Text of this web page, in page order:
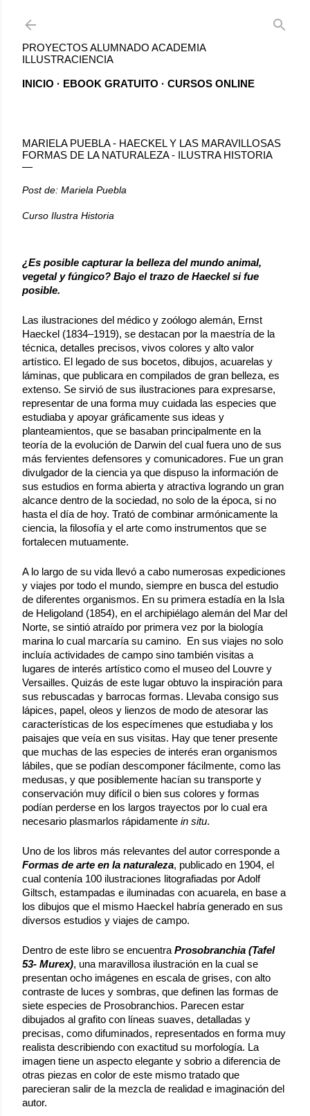
PROYECTOS ALUMNADO ACADEMIA
ILLUSTRACIENCIA
INICIO EBOOK GRATUITO CURSOS ONLINE
MARIELA PUEBLA - HAECKEL Y LAS MARAVILLOSAS
FORMAS DE LA NATURALEZA - ILUSTRA HISTORIA
Post de: Mariela Puebla
Curso Ilustra Historia
¿Es posible capturar la belleza del mundo animal,
vegetal y fúngico? Bajo el trazo de Haeckel si fue
posible.
Las ilustraciones del médico y zoólogo alemán, Ernst
Haeckel (1834–1919), se destacan por la maestría de la
técnica, detalles precisos, vivos colores y alto valor
artístico. El legado de sus bocetos, dibujos, acuarelas y
láminas, que publicara en compilados de gran belleza, es
extenso. Se sirvió de sus ilustraciones para expresarse,
representar de una forma muy cuidada las especies que
estudiaba y apoyar gráficamente sus ideas y
planteamientos, que se basaban principalmente en la
teoría de la evolución de Darwin del cual fuera uno de sus
más fervientes defensores y comunicadores. Fue un gran
divulgador de la ciencia ya que dispuso la información de
sus estudios en forma abierta y atractiva logrando un gran
alcance dentro de la sociedad, no solo de la época, si no
hasta el día de hoy. Trató de combinar armónicamente la
ciencia, la filosofía y el arte como instrumentos que se
fortalecen mutuamente.
A lo largo de su vida llevó a cabo numerosas expediciones
y viajes por todo el mundo, siempre en busca del estudio
de diferentes organismos. En su primera estadía en la Isla
de Heligoland (1854), en el archipiélago alemán del Mar del
Norte, se sintió atraído por primera vez por la biología
marina lo cual marcaría su camino.  En sus viajes no solo
incluía actividades de campo sino también visitas a
lugares de interés artístico como el museo del Louvre y
Versailles. Quizás de este lugar obtuvo la inspiración para
sus rebuscadas y barrocas formas. Llevaba consigo sus
lápices, papel, oleos y lienzos de modo de atesorar las
características de los especímenes que estudiaba y los
paisajes que veía en sus visitas. Hay que tener presente
que muchas de las especies de interés eran organismos
lábiles, que se podían descomponer fácilmente, como las
medusas, y que posiblemente hacían su transporte y
conservación muy difícil o bien sus colores y formas
podían perderse en los largos trayectos por lo cual era
necesario plasmarlos rápidamente in situ.
Formas de arte en la naturaleza, publicado en 1904, el
cual contenía 100 ilustraciones litografiadas por Adolf
Giltsch, estampadas e iluminadas con acuarela, en base a
los dibujos que el mismo Haeckel habría generado en sus
diversos estudios y viajes de campo.
Dentro de este libro se encuentra Prosobranchia (Tafel
53- Murex), una maravillosa ilustración en la cual se
presentan ocho imágenes en escala de grises, con alto
contraste de luces y sombras, que definen las formas de
siete especies de Prosobranchios. Parecen estar
dibujados al grafito con líneas suaves, detalladas y
precisas, como difuminados, representados en forma muy
realista describiendo con exactitud su morfología. La
imagen tiene un aspecto elegante y sobrio a diferencia de
otras piezas en color de este mismo tratado que
parecieran salir de la mezcla de realidad e imaginación del
autor.